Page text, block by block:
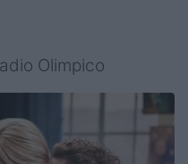
Olimpico